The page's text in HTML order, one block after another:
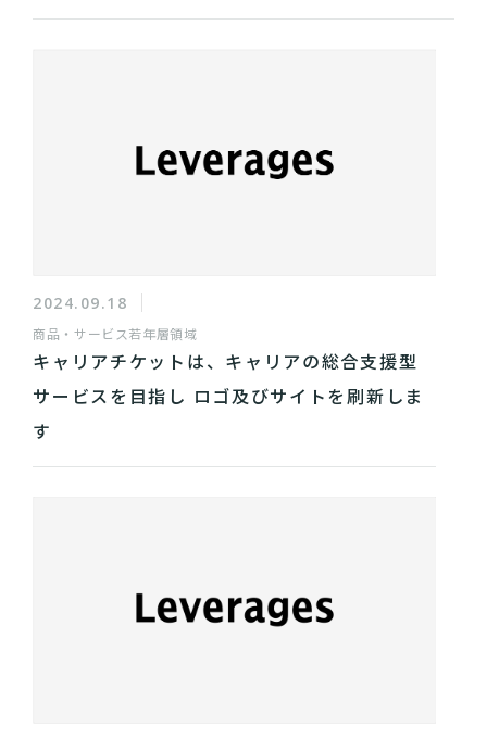
2024.09.18
商品・サービス若年層領域
キャリアチケットは、キャリアの総合支援型
サービスを目指し ロゴ及びサイトを刷新しま
す